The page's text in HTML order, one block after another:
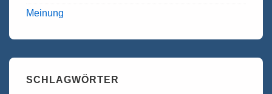
Meinung
SCHLAGWÖRTER